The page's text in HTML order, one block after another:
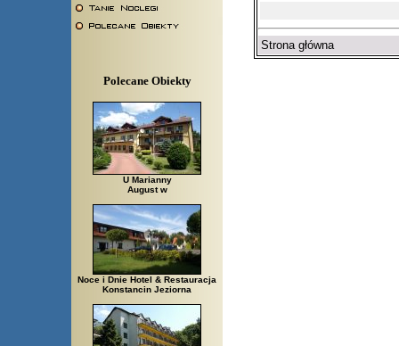
Polecane Obiekty
U Marianny
August w
Noce i Dnie Hotel & Restauracja
Konstancin Jeziorna
Strona główna